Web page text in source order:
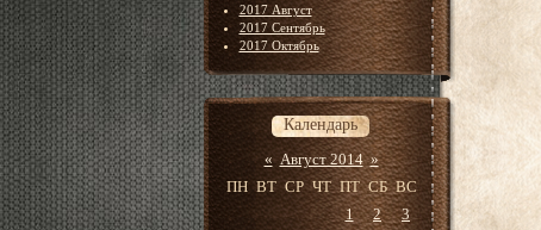
2017 Август
2017 Сентябрь
2017 Октябрь
Календарь
« Август 2014 »
ПН ВТ СР ЧТ ПТ СБ ВС
1
2
3